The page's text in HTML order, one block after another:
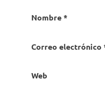
Nombre*
Correo electrónico
Web